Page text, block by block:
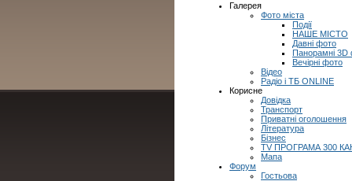
Галерея
Фото міста
Події
НАШЕ МІСТО
Давні фото
Панорамні 3D
Вечірні фото
Відео
Радіо і ТБ ONLINE
Корисне
Довідка
Транспорт
Приватні оголошення
Література
Бізнес
TV ПРОГРАМА 300
Мапа
Форум
Гостьова